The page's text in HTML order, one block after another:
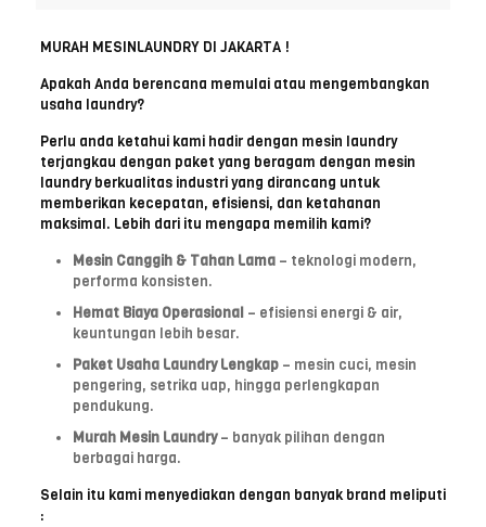
MURAH MESINLAUNDRY DI JAKARTA !
Apakah Anda berencana memulai atau mengembangkan
usaha laundry?
Perlu anda ketahui kami hadir dengan mesin laundry
terjangkau dengan paket yang beragam dengan mesin
laundry berkualitas industri yang dirancang untuk
memberikan kecepatan, efisiensi, dan ketahanan
maksimal. Lebih dari itu mengapa memilih kami?
Mesin Canggih & Tahan Lama– teknologi modern,
performa konsisten.
Hemat Biaya Operasional – efisiensi energi & air,
keuntungan lebih besar.
Paket Usaha Laundry Lengkap– mesin cuci, mesin
pengering, setrika uap, hingga perlengkapan
pendukung.
Murah Mesin Laundry– banyak pilihan dengan
berbagai harga.
Selain itu kami menyediakan dengan banyak brand meliputi
: